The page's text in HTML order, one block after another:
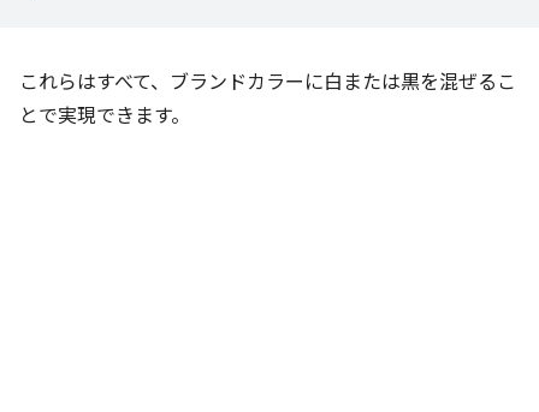
これらはすべて、ブランドカラーに白または黒を混ぜるこ
とで実現できます。